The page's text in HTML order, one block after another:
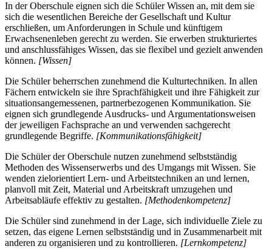
In der Oberschule eignen sich die Schüler Wissen an, mit dem sie
sich die wesentlichen Bereiche der Gesellschaft und Kultur
erschließen, um Anforderungen in Schule und künftigem
Erwachsenenleben gerecht zu werden. Sie erwerben strukturiertes
und anschlussfähiges Wissen, das sie flexibel und gezielt anwenden
können. [Wissen]
Die Schüler beherrschen zunehmend die Kulturtechniken. In allen
Fächern entwickeln sie ihre Sprachfähigkeit und ihre Fähigkeit zur
situationsangemessenen, partnerbezogenen Kommunikation. Sie
eignen sich grundlegende Ausdrucks- und Argumentationsweisen
der jeweiligen Fachsprache an und verwenden sachgerecht
grundlegende Begriffe. [Kommunikationsfähigkeit]
Die Schüler der Oberschule nutzen zunehmend selbstständig
Methoden des Wissenserwerbs und des Umgangs mit Wissen. Sie
wenden zielorientiert Lern- und Arbeitstechniken an und lernen,
planvoll mit Zeit, Material und Arbeitskraft umzugehen und
Arbeitsabläufe effektiv zu gestalten. [Methodenkompetenz]
Die Schüler sind zunehmend in der Lage, sich individuelle Ziele zu
setzen, das eigene Lernen selbstständig und in Zusammenarbeit mit
anderen zu organisieren und zu kontrollieren. [Lernkompetenz]